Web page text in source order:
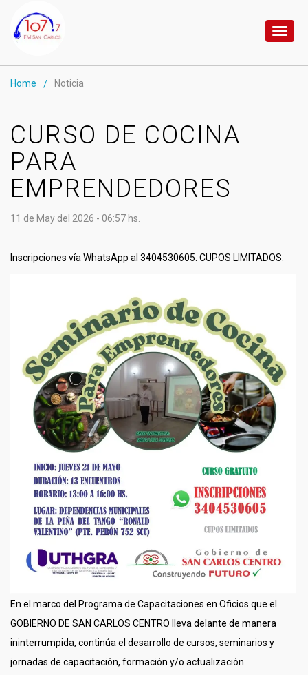
Toggle
Home / Noticia
CURSO DE COCINA
PARA
EMPRENDEDORES
11 de May del 2026 - 06:57 hs.
Inscripciones vía WhatsApp al 3404530605. CUPOS LIMITADOS.
En el marco del Programa de Capacitaciones en Oficios que el
GOBIERNO DE SAN CARLOS CENTRO lleva delante de manera
ininterrumpida, continúa el desarrollo de cursos, seminarios y
jornadas de capacitación, formación y/o actualización